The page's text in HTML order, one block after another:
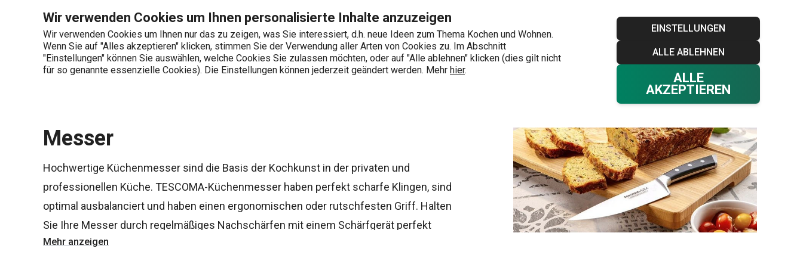
Wir verwenden Cookies um Ihnen personalisierte Inhalte anzuzeigen
Wir verwenden Cookies um Ihnen nur das zu zeigen, was Sie interessiert, d.h. neue Ideen zum Thema Kochen und Wohnen.
Wenn Sie auf "Alles akzeptieren" klicken, stimmen Sie der Verwendung aller Arten von Cookies zu. Im Abschnitt
"Einstellungen" können Sie auswählen, welche Cookies Sie zulassen möchten, oder auf "Alle ablehnen" klicken (dies gilt nicht
für so genannte essenzielle Cookies). Die Einstellungen können jederzeit geändert werden. Mehr hier.
EINSTELLUNGEN
ALLE ABLEHNEN
ALLE
AKZEPTIEREN
Zum Hauptinhalt springen
Zur Suche springen
Zur Navigation springen
Tescoma Club Garantie Kontakt
Produktkategorien +436 703 082 960
Mo-Fr 08:00-16:00
Wonach suchen Sie? Favoriten Einloggen
0 Ihr Warenkorb
€ 0,00
Messer
Hochwertige Küchenmesser sind die Basis der Kochkunst in der privaten und
professionellen Küche. TESCOMA-Küchenmesser haben perfekt scharfe Klingen, sind
optimal ausbalanciert und haben einen ergonomischen oder rutschfesten Griff. Halten
Sie Ihre Messer durch regelmäßiges Nachschärfen mit einem Schärfgerät perfekt
geschärft. Sie lassen sich leicht reinigen oder einfach in der Spülmaschine reinigen.
Mehr anzeigen